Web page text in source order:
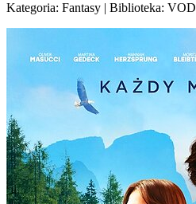
Kategoria: Fantasy | Biblioteka: VOD